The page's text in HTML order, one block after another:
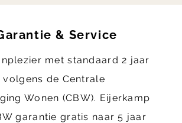
& Service
met standaard 2 jaar
de Centrale
Wonen (CBW). Eijerkamp
garantie gratis naar 5 jaar